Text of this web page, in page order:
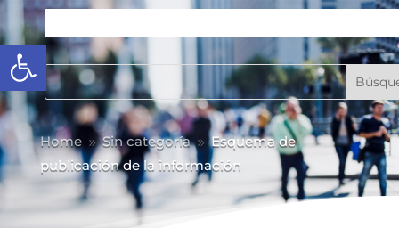
Abrir barra de herramientas
Home 9 Sin categoría 9 Esquema de
publicación de la información